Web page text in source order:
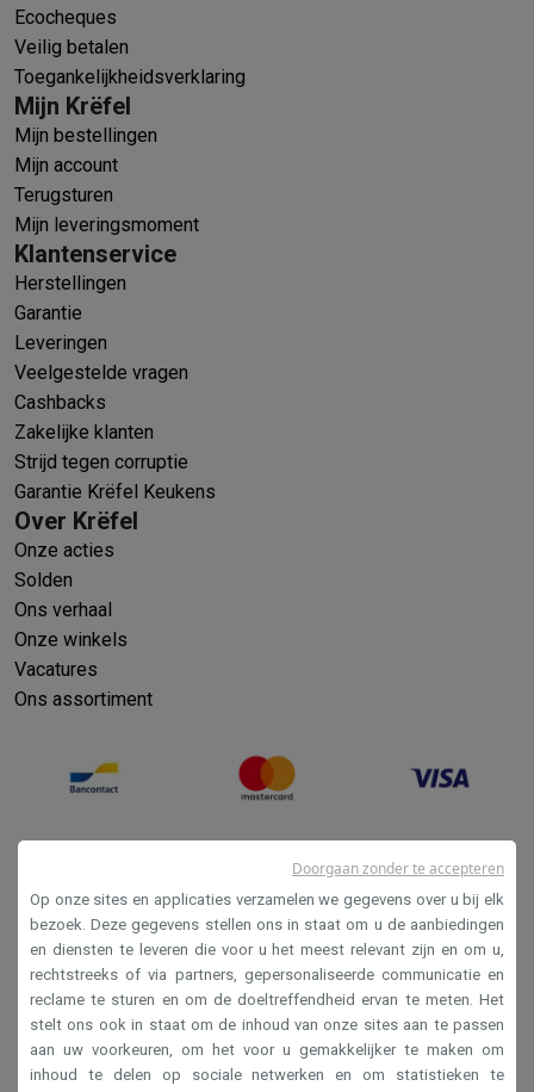
Ecocheques
Veilig betalen
Toegankelijkheidsverklaring
Mijn Krëfel
Mijn bestellingen
Mijn account
Terugsturen
Mijn leveringsmoment
Klantenservice
Herstellingen
Garantie
Leveringen
Veelgestelde vragen
Cashbacks
Zakelijke klanten
Strijd tegen corruptie
Garantie Krëfel Keukens
Over Krëfel
Onze acties
Solden
Ons verhaal
Onze winkels
Vacatures
Ons assortiment
Verkoopsvoorwaarden
Privacy
Disclaimer
Cookies
Op onze sites en applicaties verzamelen we gegevens over u bij elk
bezoek. Deze gegevens stellen ons in staat om u de aanbiedingen
en diensten te leveren die voor u het meest relevant zijn en om u,
rechtstreeks of via partners, gepersonaliseerde communicatie en
reclame te sturen en om de doeltreffendheid ervan te meten. Het
stelt ons ook in staat om de inhoud van onze sites aan te passen
aan uw voorkeuren, om het voor u gemakkelijker te maken om
inhoud te delen op sociale netwerken en om statistieken te
Doorgaan zonder te accepteren